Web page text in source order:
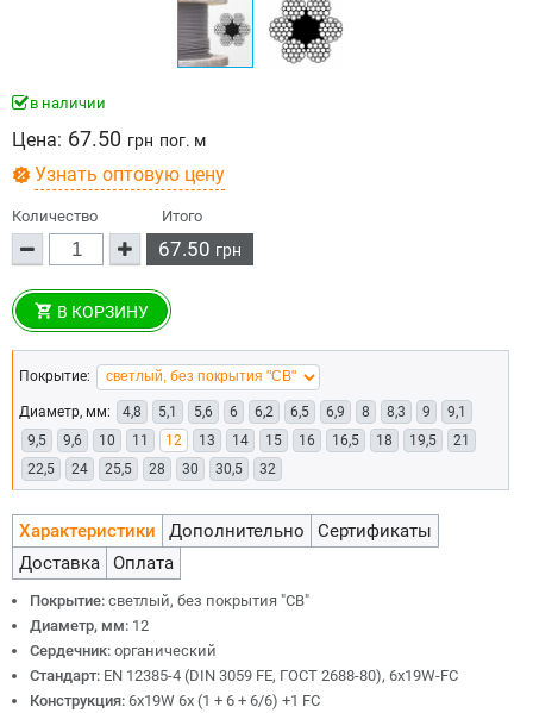
в наличии
Цена: 67.50 грн пог. м
Узнать оптовую цену
Количество Итого
67.50 грн
В КОРЗИНУ
Покрытие:
Диаметр, мм: 4,8 5,1 5,6 6 6,2 6,5 6,9 8 8,3 9
9,1
9,5
9,6 10 11 12 13 14 15 16 16,5 18 19,5
21
22,5
24 25,5 28 30 30,5 32
Характеристики Дополнительно
Сертификаты
Доставка
Оплата
Покрытие: светлый, без покрытия "СВ"
Диаметр, мм: 12
Сердечник: органический
Стандарт: EN 12385-4 (DIN 3059 FE, ГОСТ 2688-80), 6x19W-FC
Конструкция: 6х19W 6x (1 + 6 + 6/6) +1 FC